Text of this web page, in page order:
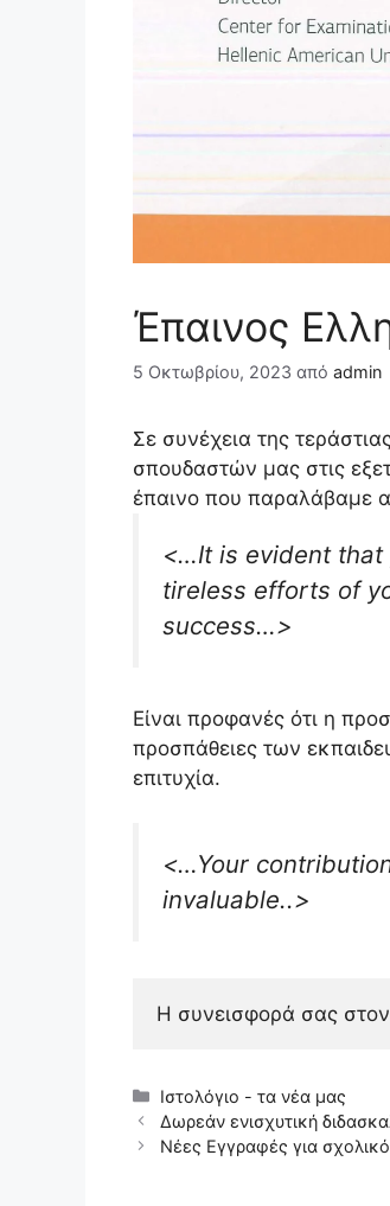
Έπαινος
5 Οκτωβρίου, 2023 από admin
Σε συνέχεια της
σπουδαστών μας στις
έπαινο που παραλάβαμε
<…It is evident that
tireless efforts of
success…>
Είναι προφανές ότι η
προσπάθειες των
επιτυχία.
<…Your
invaluable..>
Η συνεισφορά σας
Κατηγορίες
Ιστολόγιο - τα νέα μας
Δωρεάν ενισχυτική
Νέες Εγγραφές για